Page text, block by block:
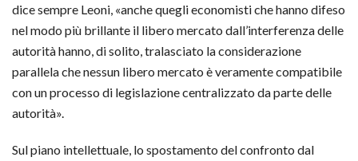
dice sempre Leoni, «anche quegli economisti che hanno difeso
nel modo più brillante il libero mercato dall’interferenza delle
autorità hanno, di solito, tralasciato la considerazione
parallela che nessun libero mercato è veramente compatibile
con un processo di legislazione centralizzato da parte delle
autorità».
Sul piano intellettuale, lo spostamento del confronto dal